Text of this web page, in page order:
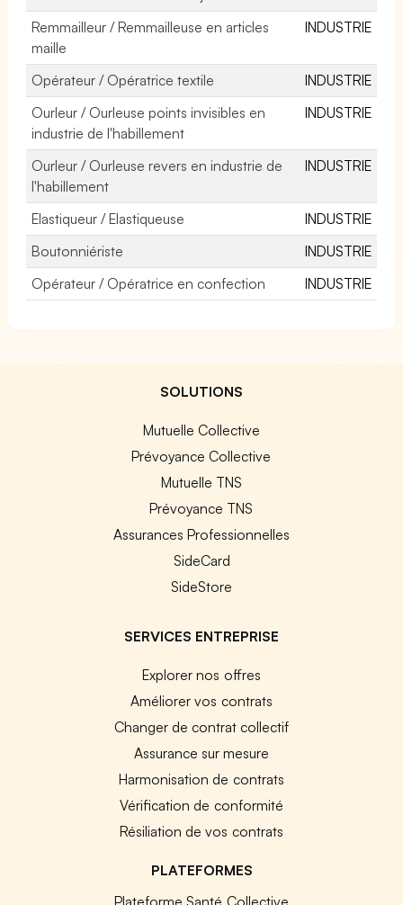
Remmailleur / Remmailleuse en articles
maille
INDUSTRIE
Opérateur / Opératrice textile
INDUSTRIE
Ourleur / Ourleuse points invisibles en
industrie de l'habillement
INDUSTRIE
Ourleur / Ourleuse revers en industrie de
l'habillement
INDUSTRIE
Elastiqueur / Elastiqueuse
INDUSTRIE
Boutonniériste
INDUSTRIE
Opérateur / Opératrice en confection
INDUSTRIE
SOLUTIONS
Mutuelle Collective
Prévoyance Collective
Mutuelle TNS
Prévoyance TNS
Assurances Professionnelles
SideCard
SideStore
SERVICES ENTREPRISE
Explorer nos offres
Améliorer vos contrats
Changer de contrat collectif
Assurance sur mesure
Harmonisation de contrats
Vérification de conformité
Résiliation de vos contrats
PLATEFORMES
Plateforme Santé Collective